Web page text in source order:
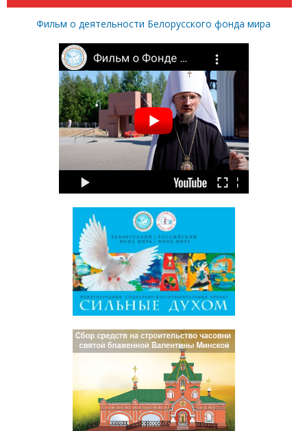
Фильм о деятельности Белорусского фонда мира